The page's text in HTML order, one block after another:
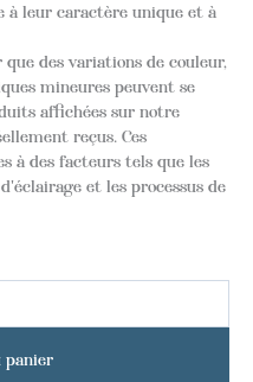
à leur caractère unique et à
des variations de couleur,
mineures peuvent se
affichées sur notre
reçus. Ces
à des facteurs tels que les
et les processus de
panier